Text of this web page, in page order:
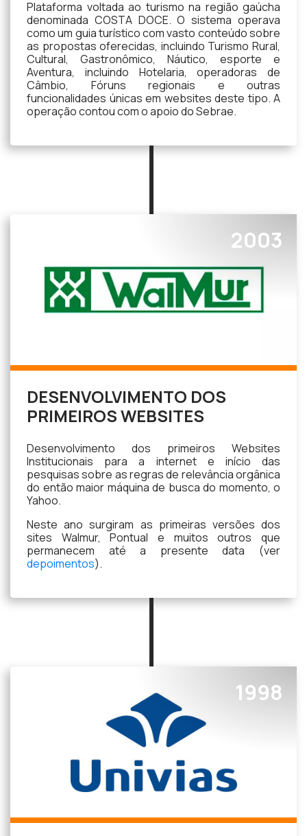
Plataforma voltada ao turismo na região gaúcha
denominada COSTA DOCE. O sistema operava
como um guia turístico com vasto conteúdo sobre
as propostas oferecidas, incluindo Turismo Rural,
Cultural, Gastronômico, Náutico, esporte e
Aventura, incluindo Hotelaria, operadoras de
Câmbio, Fóruns regionais e outras
funcionalidades únicas em websites deste tipo. A
operação contou com o apoio do Sebrae.
2003
DESENVOLVIMENTO DOS
PRIMEIROS WEBSITES
Desenvolvimento dos primeiros Websites
Institucionais para a internet e início das
pesquisas sobre as regras de relevância orgânica
do então maior máquina de busca do momento, o
Yahoo.
Neste ano surgiram as primeiras versões dos
sites Walmur, Pontual e muitos outros que
permanecem até a presente data (ver
depoimentos).
1998